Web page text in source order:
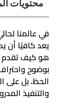
محتويات
في عالمنا
يعد كافيًا
هو كيف تقدم
بوضوح
الحظ، بل على
والتنفيذ